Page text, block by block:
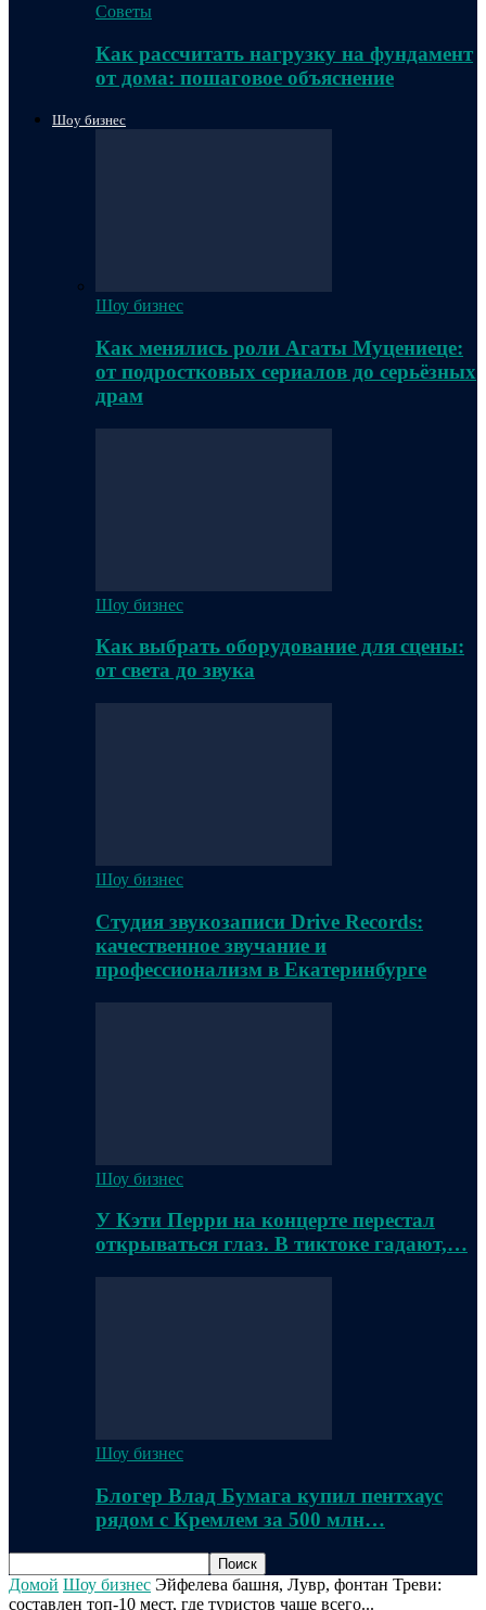
Советы
Как рассчитать нагрузку на фундамент
от дома: пошаговое объяснение
Шоу бизнес
Шоу бизнес
Как менялись роли Агаты Муцениеце:
от подростковых сериалов до серьёзных
драм
Шоу бизнес
Как выбрать оборудование для сцены:
от света до звука
Шоу бизнес
Студия звукозаписи Drive Records:
качественное звучание и
профессионализм в Екатеринбурге
Шоу бизнес
У Кэти Перри на концерте перестал
открываться глаз. В тиктоке гадают,…
Шоу бизнес
Блогер Влад Бумага купил пентхаус
рядом с Кремлем за 500 млн…
Домой Шоу бизнес Эйфелева башня, Лувр, фонтан Треви:
составлен топ-10 мест, где туристов чаще всего...